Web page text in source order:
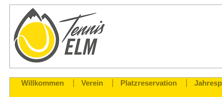
Willkommen Verein Platzreservation